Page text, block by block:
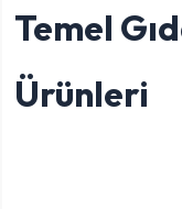
Temel
Ürünleri